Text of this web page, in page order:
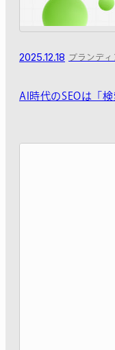
2025.12.18 ブランディ
AI時代のSEOは「